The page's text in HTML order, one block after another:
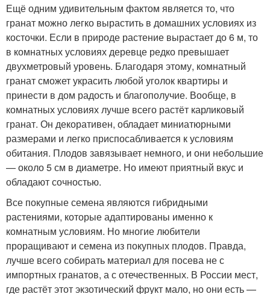
Ещё одним удивительным фактом является то, что
гранат можно легко вырастить в домашних условиях из
косточки. Если в природе растение вырастает до 6 м, то
в комнатных условиях деревце редко превышает
двухметровый уровень. Благодаря этому, комнатный
гранат сможет украсить любой уголок квартиры и
принести в дом радость и благополучие. Вообще, в
комнатных условиях лучше всего растёт карликовый
гранат. Он декоративен, обладает миниатюрными
размерами и легко приспосабливается к условиям
обитания. Плодов завязывает немного, и они небольшие
— около 5 см в диаметре. Но имеют приятный вкус и
обладают сочностью.
Все покупные семена являются гибридными
растениями, которые адаптированы именно к
комнатным условиям. Но многие любители
проращивают и семена из покупных плодов. Правда,
лучше всего собирать материал для посева не с
импортных гранатов, а с отечественных. В России мест,
где растёт этот экзотический фрукт мало, но они есть —